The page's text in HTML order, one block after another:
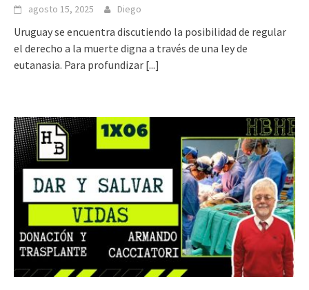
agosto 15, 2025 Diego
Uruguay se encuentra discutiendo la posibilidad de regular
el derecho a la muerte digna a través de una ley de
eutanasia. Para profundizar [...]